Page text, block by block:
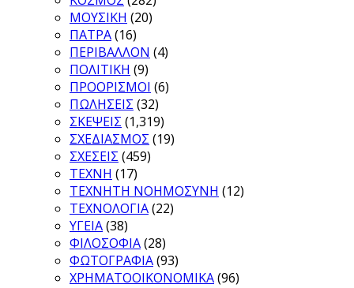
ΜΟΥΣΙΚΗ (20)
ΠΑΤΡΑ(16)
ΠΕΡΙΒΑΛΛΟΝ (4)
ΠΟΛΙΤΙΚΗ (9)
ΠΡΟΟΡΙΣΜΟΙ (6)
ΠΩΛΗΣΕΙΣ (32)
ΣΚΕΨΕΙΣ (1,319)
ΣΧΕΔΙΑΣΜΟΣ (19)
ΣΧΕΣΕΙΣ (459)
ΤΕΧΝΗ (17)
ΤΕΧΝΗΤΗ ΝΟΗΜΟΣΥΝΗ (12)
ΤΕΧΝΟΛΟΓΙΑ(22)
ΥΓΕΙΑ(38)
ΦΙΛΟΣΟΦΙΑ(28)
ΦΩΤΟΓΡΑΦΙΑ(93)
ΧΡΗΜΑΤΟΟΙΚΟΝΟΜΙΚΑ(96)